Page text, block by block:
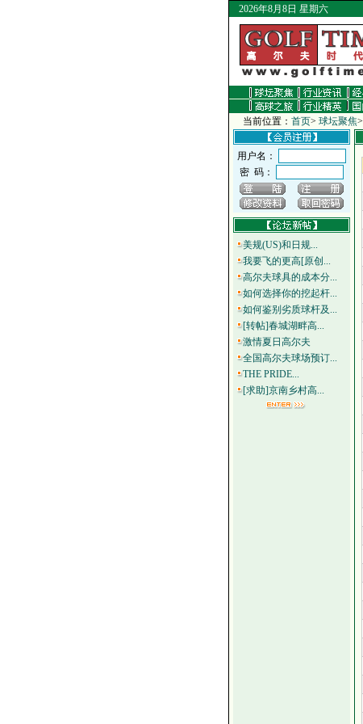
2026年8月8日 星期六
当前位置： 首页> 球坛聚焦>
用户名：
密 码：
美规(US)和日规...
我要飞的更高[原创...
高尔夫球具的成本分...
如何选择你的挖起杆...
如何鉴别劣质球杆及...
[转帖]春城湖畔高...
激情夏日高尔夫
全国高尔夫球场预订...
THE PRIDE...
[求助]京南乡村高...